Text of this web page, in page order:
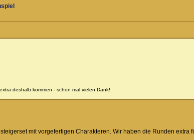
deshalb kommen - schon mal vielen Dank!
mit vorgefertigen Charakteren. Wir haben die Runden extra